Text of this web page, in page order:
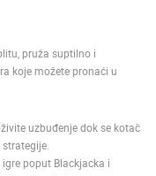
pruža suptilno i
koje možete pronaći u
uzbuđenje dok se kotač
poput Blackjacka i